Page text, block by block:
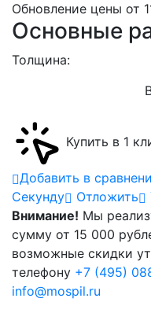
Обновление цены от
Основные
Толщина:
Купить в 1
Добавить в
Cекунду
Отложить
Внимание! Мы
сумму от 15 000
возможные скидки
телефону +7 (495)
info@mospil.ru